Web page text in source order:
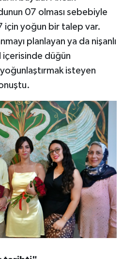
07 olması sebebiyle
yoğun bir talep var.
planlayan ya da nişanlı
içerisinde düğün
yoğunlaştırmak isteyen